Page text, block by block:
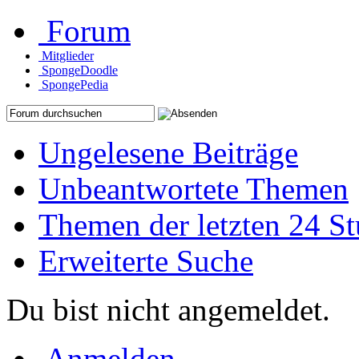
Forum
Mitglieder
SpongeDoodle
SpongePedia
Ungelesene Beiträge
Unbeantwortete Themen
Themen der letzten 24
Erweiterte Suche
Du bist nicht angemeldet.